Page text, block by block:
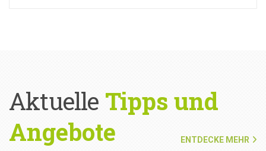
Aktuelle Tipps und
Angebote
ENTDECKE MEHR